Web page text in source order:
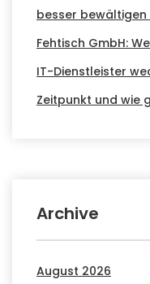
besser bewältigen
Fehtisch GmbH:
IT-Dienstleister
Zeitpunkt und wie
Archive
August 2026